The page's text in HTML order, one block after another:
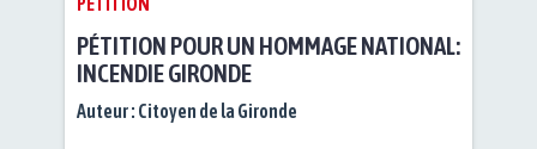
PÉTITION POUR UN HOMMAGE NATIONAL:
INCENDIE GIRONDE
Auteur : Citoyen de la Gironde